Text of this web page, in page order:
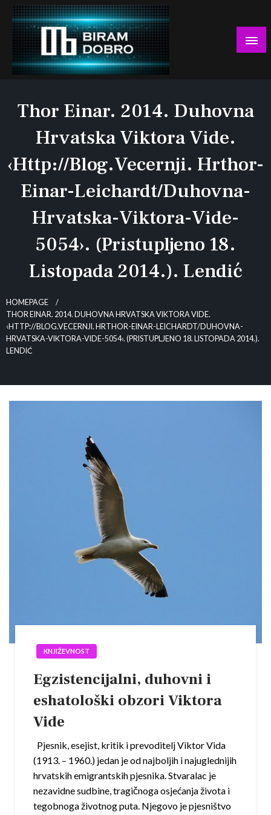
Skip
content
Thor Einar. 2014. Duhovna
Hrvatska Viktora Vide.
‹http://blog.vecernji. Hrthor-
Einar-Leichardt/duhovna-
Hrvatska-Viktora-Vide-
5054›. (Pristupljeno 18.
Listopada 2014.). Lendić
HOMEPAGE
THOR EINAR. 2014. DUHOVNA HRVATSKA VIKTORA VIDE.
‹HTTP://BLOG.VECERNJI. HRTHOR-EINAR-LEICHARDT/DUHOVNA-
HRVATSKA-VIKTORA-VIDE-5054›. (PRISTUPLJENO 18. LISTOPADA 2014.).
LENDIĆ
KNJIŽEVNOST
Egzistencijalni, duhovni i
eshatološki obzori Viktora
Vide
Pjesnik, esejist, kritik i prevoditelj Viktor Vida
(1913. – 1960.) jedan je od najboljih i najuglednijih
hrvatskih emigrantskih pjesnika. Stvaralac je
nezavidne sudbine, tragičnoga osjećanja života i
tegobnoga životnog puta. Njegovo je pjesništvo